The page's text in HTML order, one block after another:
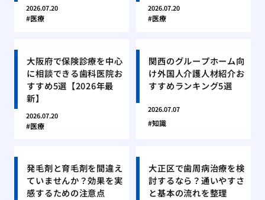
2026.07.20
医療
2026.07.20
医療
大阪府で保険診療を中心
に相談できる歯科医院お
すすめ5選【2026年最
新】
2026.07.20
医療
関西のグループホーム向
け外国人介護人材紹介お
すすめランキング5選
2026.07.07
知識
発毛剤と育毛剤を間違え
ていませんか？効果を実
感するための注意点
大正区で歯周病治療を検
討するなら？通いやすさ
と基本の流れを整理